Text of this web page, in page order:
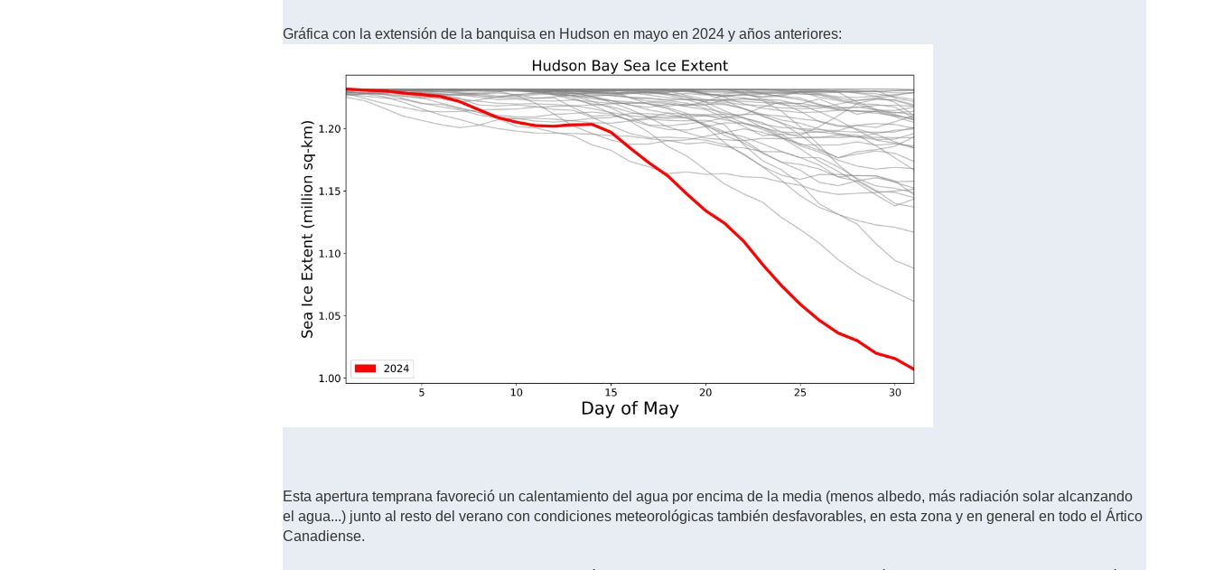
Gráfica con la extensión de la banquisa en Hudson en mayo en 2024 y años anteriores:
Esta apertura temprana favoreció un calentamiento del agua por encima de la media (menos albedo, más radiación solar alcanzando
el agua...) junto al resto del verano con condiciones meteorológicas también desfavorables, en esta zona y en general en todo el Ártico
Canadiense.